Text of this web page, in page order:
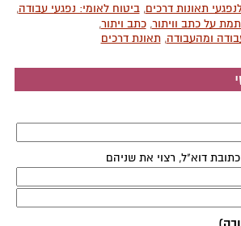
תאונות דרכים,ביטוח לאומי: נפגעי עבודה,
על כתב וויתור,כתב ויתור,
ומהעבודה,תאונת דרכים
דוא"ל, רצוי את שניהם